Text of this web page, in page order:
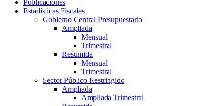
Publicaciones
Estadísticas Fiscales
Gobierno Central Presupuestario
Ampliada
Mensual
Trimestral
Resumida
Mensual
Trimestral
Sector Público Restringido
Ampliada
Ampliada Trimestral